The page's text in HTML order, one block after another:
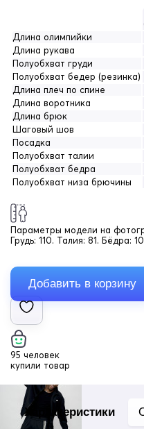
Длина олимпийки
Длина рукава
Полуобхват груди
Полуобхват бедер (резинка)
Длина плеч по спине
Длина воротника
Длина брюк
Шаговый шов
Посадка
Полуобхват талии
Полуобхват бедра
Полуобхват низа брючины
Параметры модели на
Грудь: 110. Талия: 81. Бёдра:
95 человек
купили товар
Характеристики